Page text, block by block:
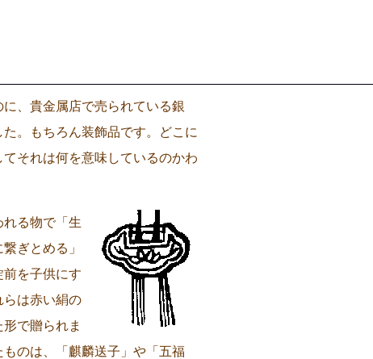
、貴金属店で売られている銀
。もちろん装飾品です。どこに
それは何を意味しているのかわ
れる物で「生
ぎとめる」
前を子供にす
らは赤い絹の
で贈られま
のは、「麒麟送子」や「五福